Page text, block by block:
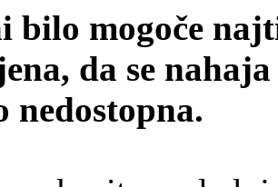
bilo mogoče
da se
nedostopna.